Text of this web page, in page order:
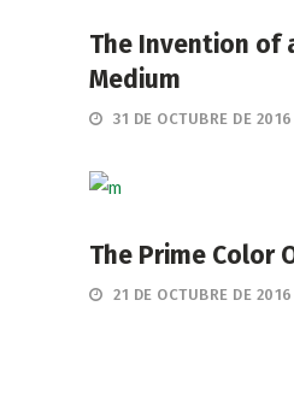
The Invention of
Medium
31 DE OCTUBRE DE 2016
The Prime Color
21 DE OCTUBRE DE 2016